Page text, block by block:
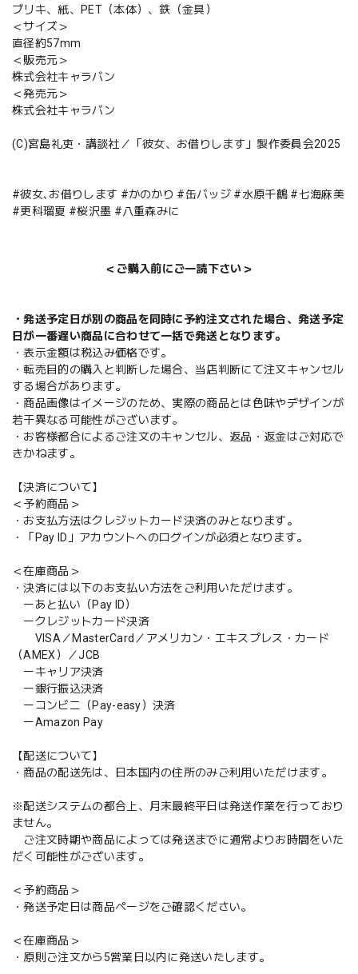
ブリキ、紙、PET（本体）、鉄（金具）
＜サイズ＞
直径約57mm
＜販売元＞
株式会社キャラバン
＜発売元＞
株式会社キャラバン
(C)宮島礼吏・講談社／「彼女、お借りします」製作委員会2025
#彼女､お借りします #かのかり #缶バッジ #水原千鶴 #七海麻美
#更科瑠夏 #桜沢墨 #八重森みに
＜ご購入前にご一読下さい＞
・発送予定日が別の商品を同時に予約注文された場合、発送予定
日が一番遅い商品に合わせて一括で発送となります。
・表示金額は税込み価格です。
・転売目的の購入と判断した場合、当店判断にて注文キャンセル
する場合があります。
・商品画像はイメージのため、実際の商品とは色味やデザインが
若干異なる可能性がございます。
・お客様都合によるご注文のキャンセル、返品・返金はご対応で
きかねます。
【決済について】
＜予約商品＞
・お支払方法はクレジットカード決済のみとなります。
・「Pay ID」アカウントへのログインが必須となります。
＜在庫商品＞
・決済には以下のお支払い方法をご利用いただけます。
ーあと払い（Pay ID）
ークレジットカード決済
VISA／MasterCard／アメリカン・エキスプレス・カード
（AMEX）／JCB
ーキャリア決済
ー銀行振込決済
ーコンビニ（Pay-easy）決済
ーAmazon Pay
【配送について】
・商品の配送先は、日本国内の住所のみご利用いただけます。
※配送システムの都合上、月末最終平日は発送作業を行っており
ません。
ご注文時期や商品によっては発送までに通常よりお時間をいた
だく可能性がございます。
＜予約商品＞
・発送予定日は商品ページをご確認ください。
＜在庫商品＞
・原則ご注文から5営業日以内に発送いたします。